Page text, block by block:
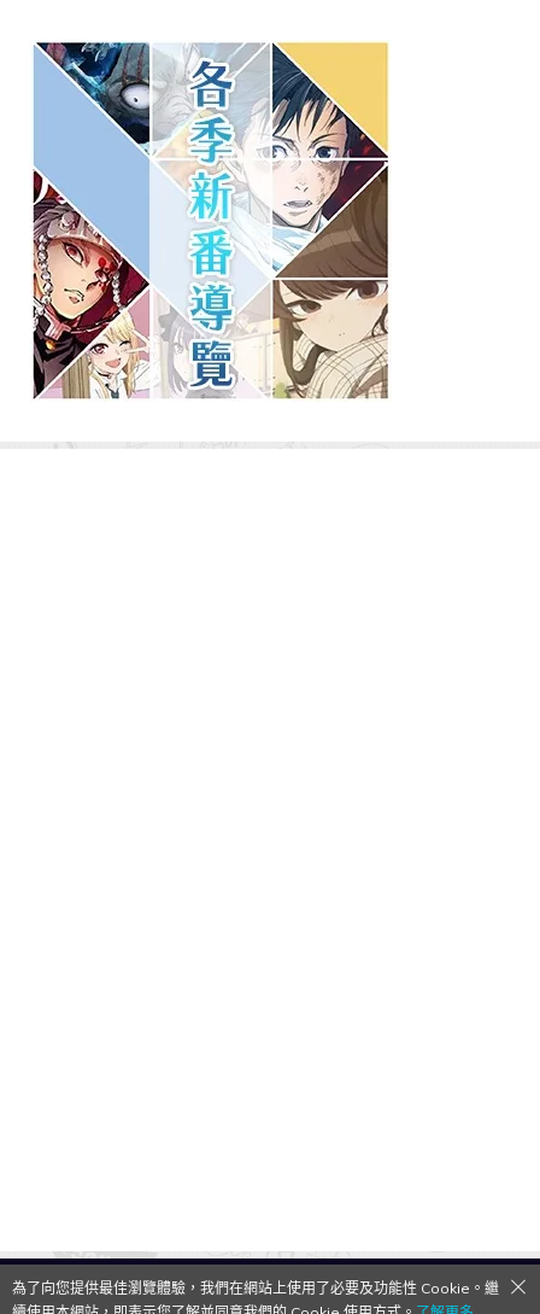
QooApp Limited © 2026
為了向您提供最佳瀏覽體驗，我們在網站上使用了必要及功能性 Cookie。繼